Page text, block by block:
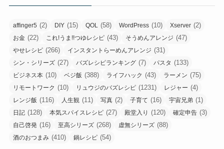
affinger5 (2) DIY (15) QOL (58) WordPress (10) Xserver (2)
お金 (22) これ!うま!!つゆレシピ (43) そうめんアレンジ (47)
やせレシピ (266) インスタントらーめんアレンジ (31)
シン・シリーズ (27) バズレシピランキング (7) パスタ (133)
ビジネス本 (10) ベジ飯 (388) ライフハック (43) ラーメン (75)
リモートワーク (10) リュウジのバズレシピ (1231) レジャー (4)
レンジ飯 (116) 人生観 (11) 写真 (2) 子育て (16) 宇宙兄弟 (1)
日記 (128) 本気スパイスレシピ (27) 殿堂入り (120) 確定申告 (3)
自己啓発 (16) 至高シリーズ (268) 虚無シリーズ (88)
酒のおつまみ (410) 鍋レシピ (54)